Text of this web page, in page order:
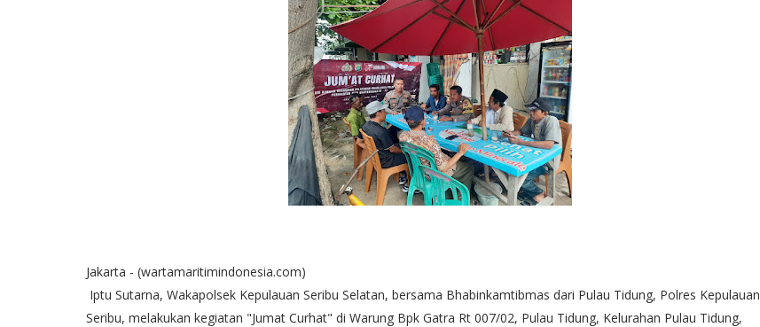
Jakarta - (wartamaritimindonesia.com)
Iptu Sutarna, Wakapolsek Kepulauan Seribu Selatan, bersama Bhabinkamtibmas dari Pulau Tidung, Polres Kepulauan
Seribu, melakukan kegiatan "Jumat Curhat" di Warung Bpk Gatra Rt 007/02, Pulau Tidung, Kelurahan Pulau Tidung,